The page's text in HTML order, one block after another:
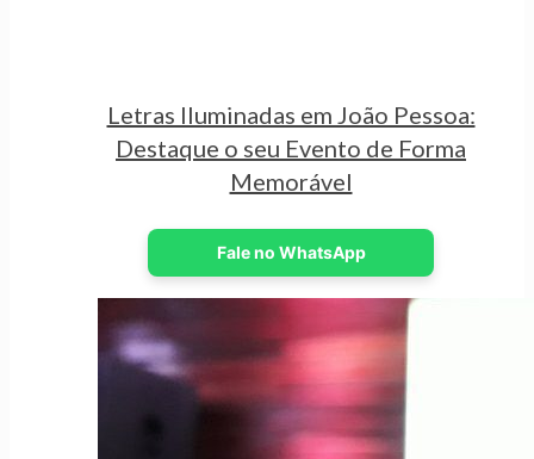
Letras Iluminadas em João Pessoa:
Destaque o seu Evento de Forma
Memorável
Fale no WhatsApp